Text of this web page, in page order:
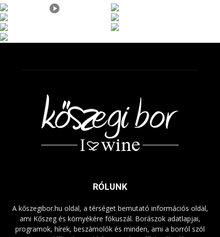
RÓLUNK
A kőszegibor.hu oldal, a térséget bemutató információs oldal,
ami Kőszeg és környékére fókuszál. Borászok adatlapjai,
programok, hírek, beszámolók és minden, ami a borról szól